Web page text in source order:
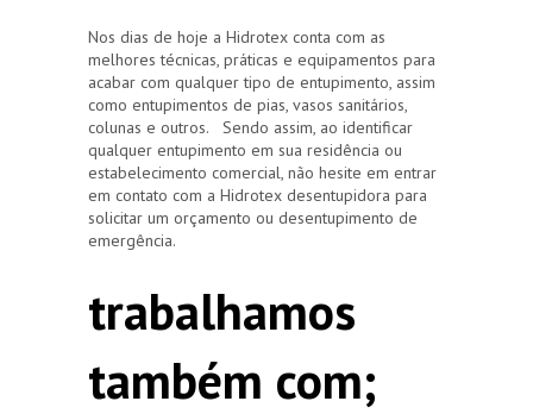
Nos dias de hoje a Hidrotex conta com as
melhores técnicas, práticas e equipamentos para
acabar com qualquer tipo de entupimento, assim
como entupimentos de pias, vasos sanitários,
colunas e outros. Sendo assim, ao identificar
qualquer entupimento em sua residência ou
estabelecimento comercial, não hesite em entrar
em contato com a Hidrotex desentupidora para
solicitar um orçamento ou desentupimento de
emergência.
trabalhamos
também com;